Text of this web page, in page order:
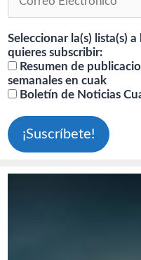
Seleccionar la(s) lista(s) a
quieres subscribir:
Resumen de
semanales en cuak
Boletín de Noticias